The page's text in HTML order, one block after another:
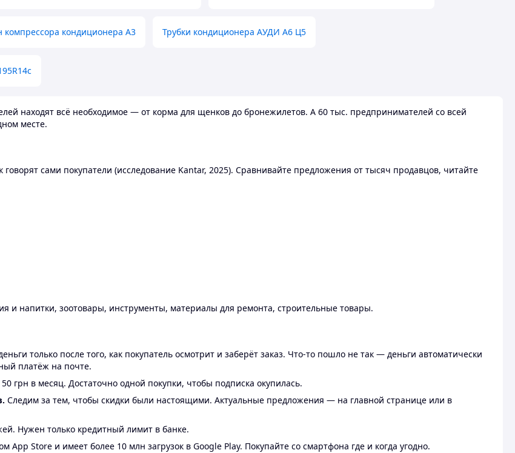
кондиционера А3 Трубки кондиционера АУДИ А6 Ц5
находят всё необходимое — от корма для щенков до бронежилетов. А 60 тыс. предпринимателей со всей
месте.
сами покупатели (исследование Kantar, 2025). Сравнивайте предложения от тысяч продавцов, читайте
и напитки, зоотовары, инструменты, материалы для ремонта, строительные товары.
только после того, как покупатель осмотрит и заберёт заказ. Что-то пошло не так — деньги автоматически
платёж на почте.
грн в месяц. Достаточно одной покупки, чтобы подписка окупилась.
Следим за тем, чтобы скидки были настоящими. Актуальные предложения — на главной странице или в
Нужен только кредитный лимит в банке.
App Store и имеет более 10 млн загрузок в Google Play. Покупайте со смартфона где и когда угодно.